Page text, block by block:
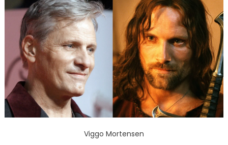
Viggo Mortensen